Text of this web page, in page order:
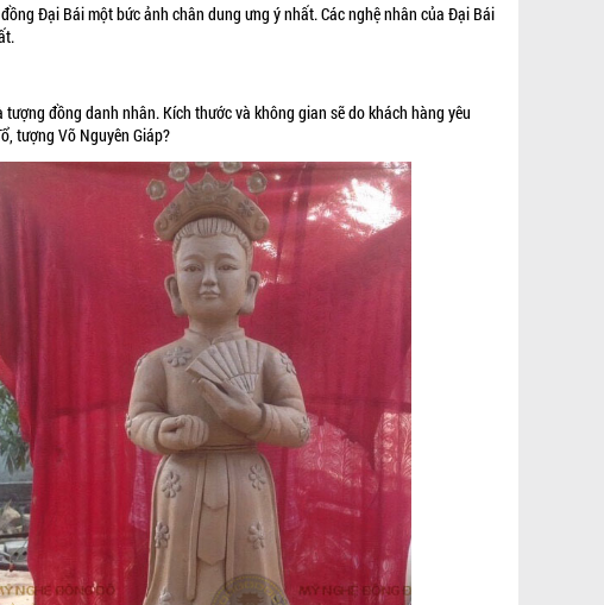
Đại Bái một bức ảnh chân dung ưng ý nhất. Các nghệ nhân của Đại Bái
đồng danh nhân. Kích thước và không gian sẽ do khách hàng yêu
tượng Võ Nguyên Giáp?